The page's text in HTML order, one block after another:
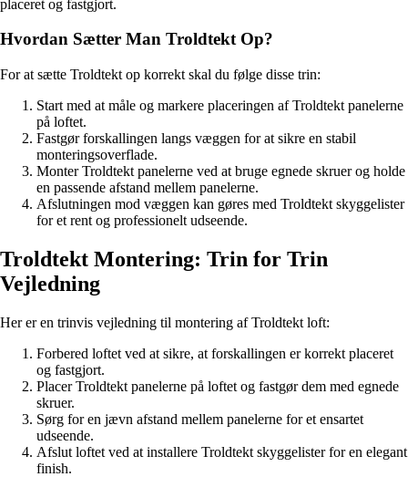
placeret og fastgjort.
Hvordan Sætter Man Troldtekt Op?
For at sætte Troldtekt op korrekt skal du følge disse trin:
Start med at måle og markere placeringen af Troldtekt panelerne
på loftet.
Fastgør forskallingen langs væggen for at sikre en stabil
monteringsoverflade.
Monter Troldtekt panelerne ved at bruge egnede skruer og holde
en passende afstand mellem panelerne.
Afslutningen mod væggen kan gøres med Troldtekt skyggelister
for et rent og professionelt udseende.
Troldtekt Montering: Trin for Trin
Vejledning
Her er en trinvis vejledning til montering af Troldtekt loft:
Forbered loftet ved at sikre, at forskallingen er korrekt placeret
og fastgjort.
Placer Troldtekt panelerne på loftet og fastgør dem med egnede
skruer.
Sørg for en jævn afstand mellem panelerne for et ensartet
udseende.
Afslut loftet ved at installere Troldtekt skyggelister for en elegant
finish.